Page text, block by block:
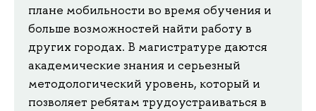
плане мобильности во время обучения и
больше возможностей найти работу в
других городах. В магистратуре даются
академические знания и серьезный
методологический уровень, который и
позволяет ребятам трудоустраиваться в